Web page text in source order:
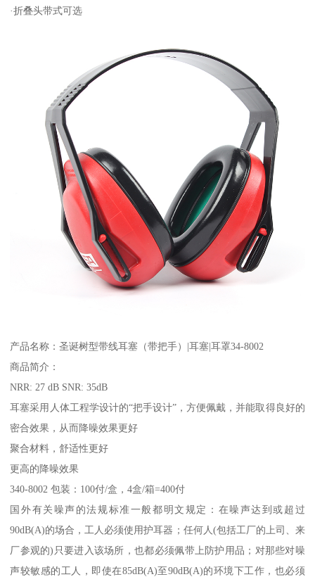
·折叠头带式可选
产品名称：圣诞树型带线耳塞（带把手）|耳塞|耳罩34-8002
商品简介：
NRR: 27 dB SNR: 35dB
耳塞采用人体工程学设计的“把手设计”，方便佩戴，并能取得良好的
密合效果，从而降噪效果更好
聚合材料，舒适性更好
更高的降噪效果
340-8002 包装：100付/盒，4盒/箱=400付
国外有关噪声的法规标准一般都明文规定：在噪声达到或超过
90dB(A)的场合，工人必须使用护耳器；任何人(包括工厂的上司、来
厂参观的)只要进入该场所，也都必须佩带上防护用品；对那些对噪
声较敏感的工人，即使在85dB(A)至90dB(A)的环境下工作，也必须